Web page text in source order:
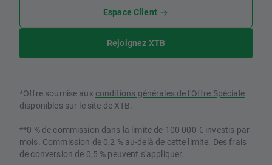
Espace Client
Rejoignez XTB
*Offre soumise aux conditions générales de l'Offre Spéciale
disponibles sur le site de XTB.
**0 % de commission dans la limite de 100 000 € investis par
mois. Commission de 0,2 % au-delà de cette limite. Des frais
de conversion de 0,5 % peuvent s'appliquer.